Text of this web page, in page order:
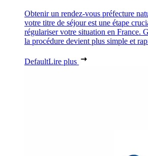
Obtenir un rendez-vous préfecture
votre titre de séjour est une étape
régulariser votre situation en France.
la procédure devient plus simple et
DefaultLire plus